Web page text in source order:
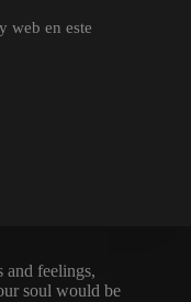
web en este
and feelings,
soul would be